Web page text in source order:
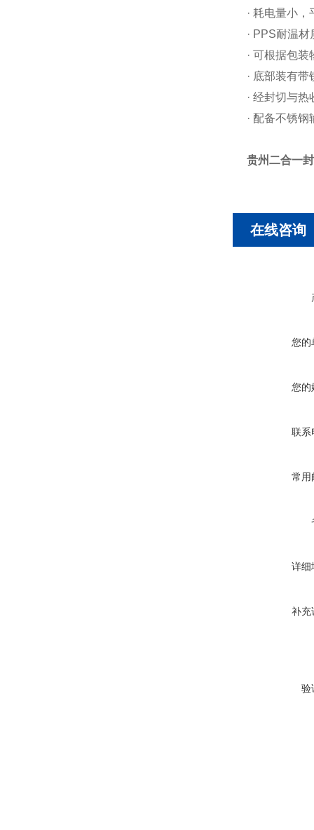
· 耗电量小
· PPS耐温
· 可根据包
· 底部装有
· 经封切与
· 配备不锈
贵州二合一
在线咨询
您的
您的
联系
常用
详细
补充
验